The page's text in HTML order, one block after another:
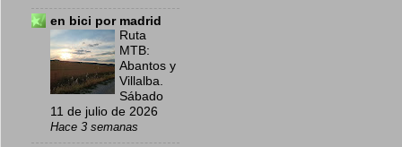
en bici por madrid
Ruta
MTB:
Abantos y
Villalba.
Sábado
11 de julio de 2026
Hace 3 semanas